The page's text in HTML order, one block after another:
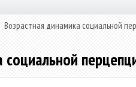
Возрастная динамика социальной
социальной